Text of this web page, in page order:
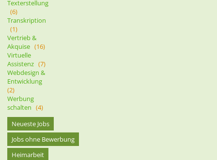
Texterstellung
(6)
Transkription
(1)
Vertrieb &
Akquise (16)
Virtuelle
Assistenz (7)
Webdesign &
Entwicklung
(2)
Werbung
schalten (4)
Neueste Jobs
Jobs ohne Bewerbung
Heimarbeit